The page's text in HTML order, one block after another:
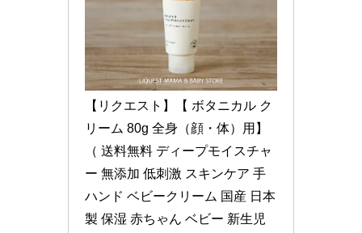
【リクエスト】【 ボタニカル ク
リーム 80g 全身（顔・体）用】
（ 送料無料 ディープモイスチャ
ー 無添加 低刺激 スキンケア 手
ハンド ベビークリーム 国産 日本
製 保湿 赤ちゃん ベビー 新生児